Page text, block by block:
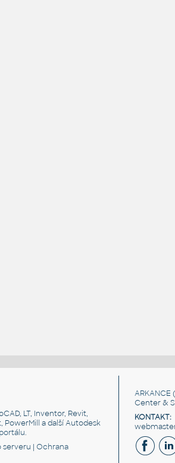
LT, Inventor, Revit,
PowerMill a další Autodesk
.
serveru |Ochrana
ARKANCE
Center &
KONTAKT: